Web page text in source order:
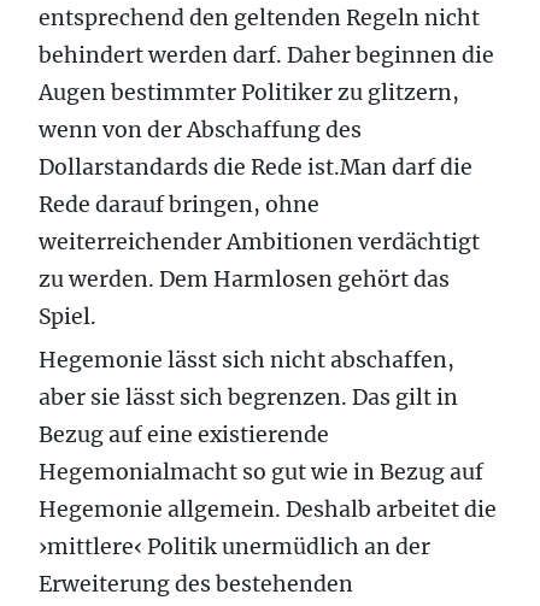
entsprechend den geltenden Regeln nicht
behindert werden darf. Daher beginnen die
Augen bestimmter Politiker zu glitzern,
wenn von der Abschaffung des
Dollarstandards die Rede ist.Man darf die
Rede darauf bringen, ohne
weiterreichender Ambitionen verdächtigt
zu werden. Dem Harmlosen gehört das
Spiel.
Hegemonie lässt sich nicht abschaffen,
aber sie lässt sich begrenzen. Das gilt in
Bezug auf eine existierende
Hegemonialmacht so gut wie in Bezug auf
Hegemonie allgemein. Deshalb arbeitet die
›mittlere‹ Politik unermüdlich an der
Erweiterung des bestehenden